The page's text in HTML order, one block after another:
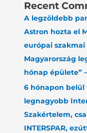
Recent
A legzöldebb
Astron hozta el
európai
Magyarország
hónap épülete”
6 hónapon belül
legnagyobb
Szakértelem,
INTERSPAR,